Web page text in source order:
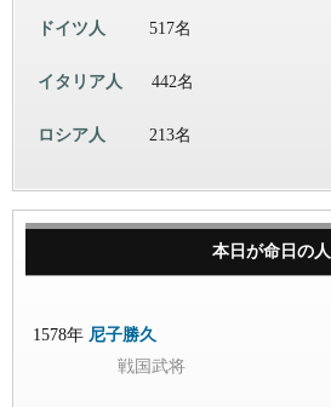
ドイツ人 517名
イタリア人 442名
ロシア人 213名
本日が命日の人
1578年 尼子勝久
戦国武将